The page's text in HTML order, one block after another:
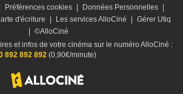
Préférences cookies Données Personnelles
d'écriture Les services AlloCiné
Gérer Utiq
©AlloCiné
et infos de votre cinéma sur le numéro AlloCiné :
892 892 892(0,90€/minute)